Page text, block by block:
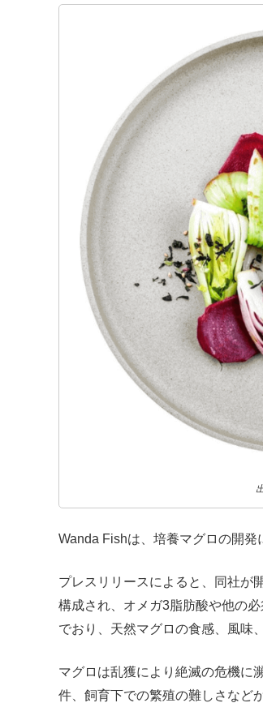
Wanda Fishは、培養マグロの開発
プレスリリースによると、同社が
構成され、オメガ3脂肪酸や他の
でおり、天然マグロの食感、風味
マグロは乱獲により絶滅の危機に
件、飼育下での繁殖の難しさなど